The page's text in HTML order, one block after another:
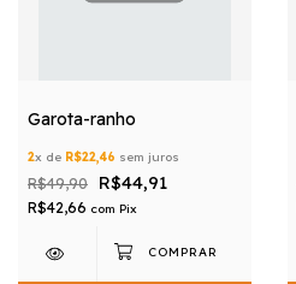
Garota-ranho
2x de R$22,46 sem juros
R$49,90 R$44,91
R$42,66 com Pix